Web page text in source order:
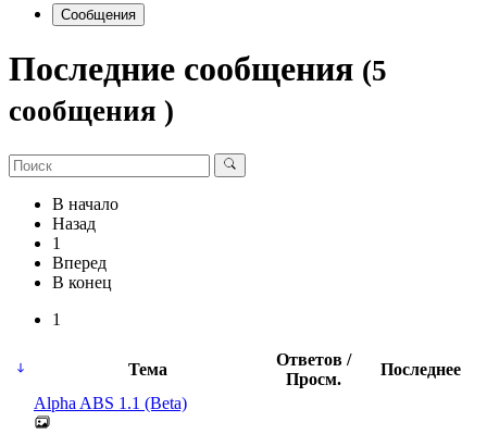
Сообщения
Последние сообщения (5
сообщения )
В начало
Назад
1
Вперед
В конец
1
Тема
Ответов /
Просм.
Последнее
Alpha ABS 1.1 (Beta)